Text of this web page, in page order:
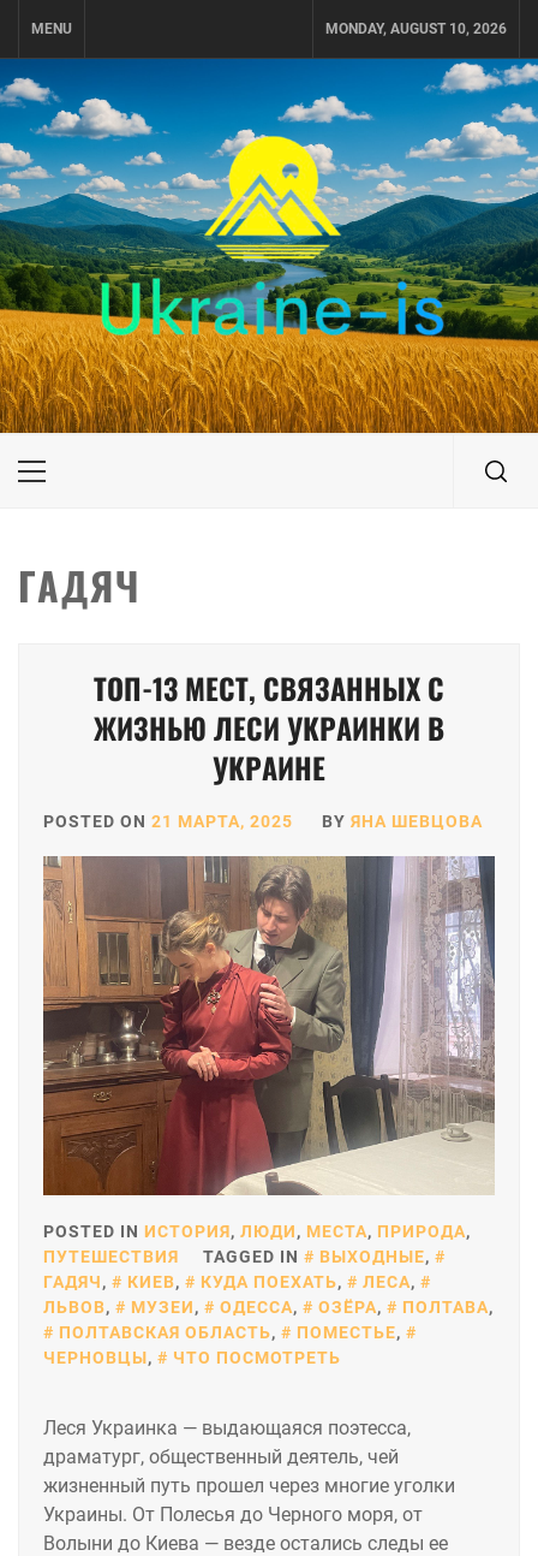
MENU MONDAY, AUGUST 10, 2026
UKRAINE-IS
ПУТЕШЕСТВИЕ ПО УКРАИНЕ
Primary
ГАДЯЧ
ТОП-13 МЕСТ, СВЯЗАННЫХ С
ЖИЗНЬЮ ЛЕСИ УКРАИНКИ В
УКРАИНЕ
POSTED ON 21 МАРТА, 2025 BY ЯНА ШЕВЦОВА
POSTED IN ИСТОРИЯ, ЛЮДИ, МЕСТА, ПРИРОДА,
ПУТЕШЕСТВИЯ
TAGGED IN ВЫХОДНЫЕ,
ГАДЯЧ, КИЕВ, КУДА ПОЕХАТЬ, ЛЕСА,
ЛЬВОВ, МУЗЕИ, ОДЕССА, ОЗЁРА, ПОЛТАВА,
ПОЛТАВСКАЯ ОБЛАСТЬ, ПОМЕСТЬЕ,
ЧЕРНОВЦЫ, ЧТО ПОСМОТРЕТЬ
Леся Украинка — выдающаяся поэтесса,
драматург, общественный деятель, чей
жизненный путь прошел через многие уголки
Украины. От Полесья до Черного моря, от
Волыни до Киева — везде остались следы ее